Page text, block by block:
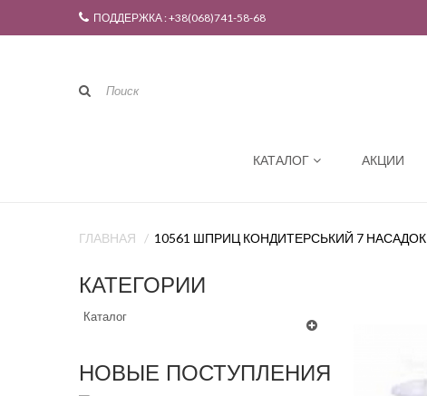
ПОДДЕРЖКА : +38(068)741-58-68
КАТАЛОГ АКЦИИ
ГЛАВНАЯ 10561 ШПРИЦ КОНДИТЕРСЬКИЙ 7 НАСАДОК
КАТЕГОРИИ
Каталог
НОВЫЕ ПОСТУПЛЕНИЯ